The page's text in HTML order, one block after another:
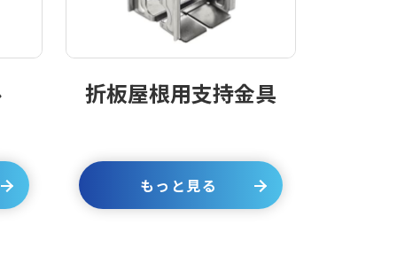
折板屋根用支持金具
もっと見る